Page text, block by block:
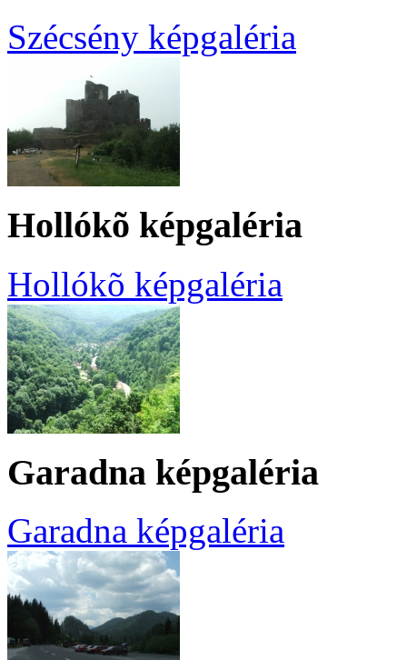
Szécsény képgaléria
Hollókõ képgaléria
Hollókõ képgaléria
Garadna képgaléria
Garadna képgaléria